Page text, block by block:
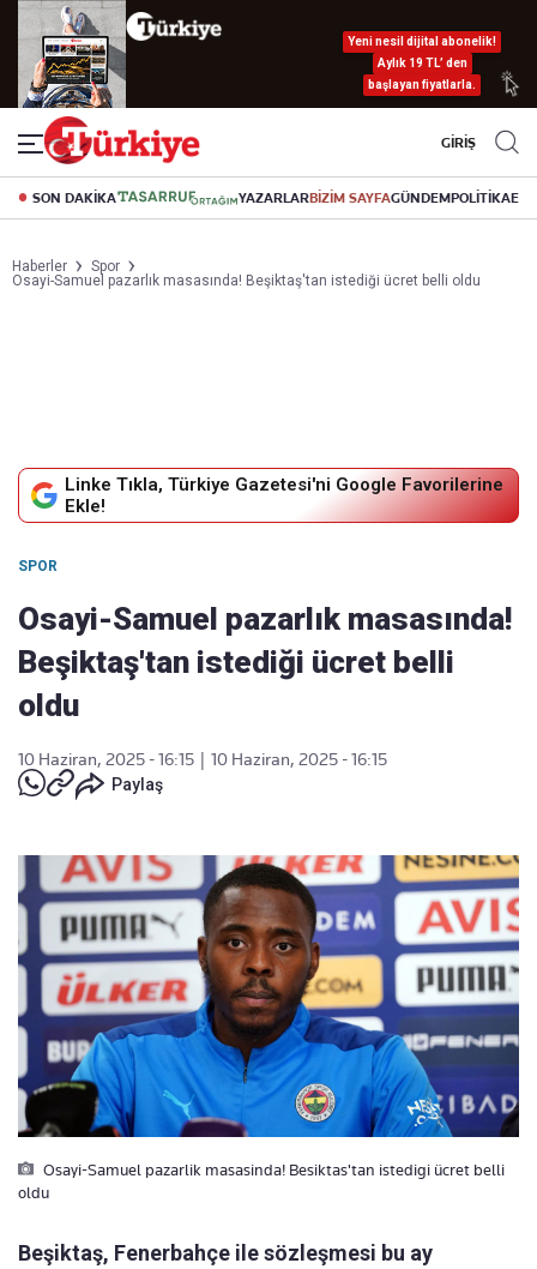
Yeni nesil dijital abonelik!
Aylık 19 TL’ den
başlayan fiyatlarla.
GİRİŞ
SON DAKİKA YAZARLARBİZİM SAYFAGÜNDEMPOLİTİKA
Haberler
Spor
Osayi-Samuel pazarlık masasında! Beşiktaş'tan istediği ücret belli oldu
Linke Tıkla, Türkiye Gazetesi'ni Google Favorilerine
Ekle!
SPOR
Osayi-Samuel pazarlık masasında!
Beşiktaş'tan istediği ücret belli
oldu
10 Haziran, 2025 - 16:15
10 Haziran, 2025 - 16:15
Paylaş
Osayi-Samuel pazarlik masasinda! Besiktas'tan istedigi ücret belli
oldu
Beşiktaş, Fenerbahçe ile sözleşmesi bu ay